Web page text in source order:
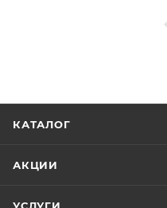
Дозаторы для кухонной
Да
Аксессуары для